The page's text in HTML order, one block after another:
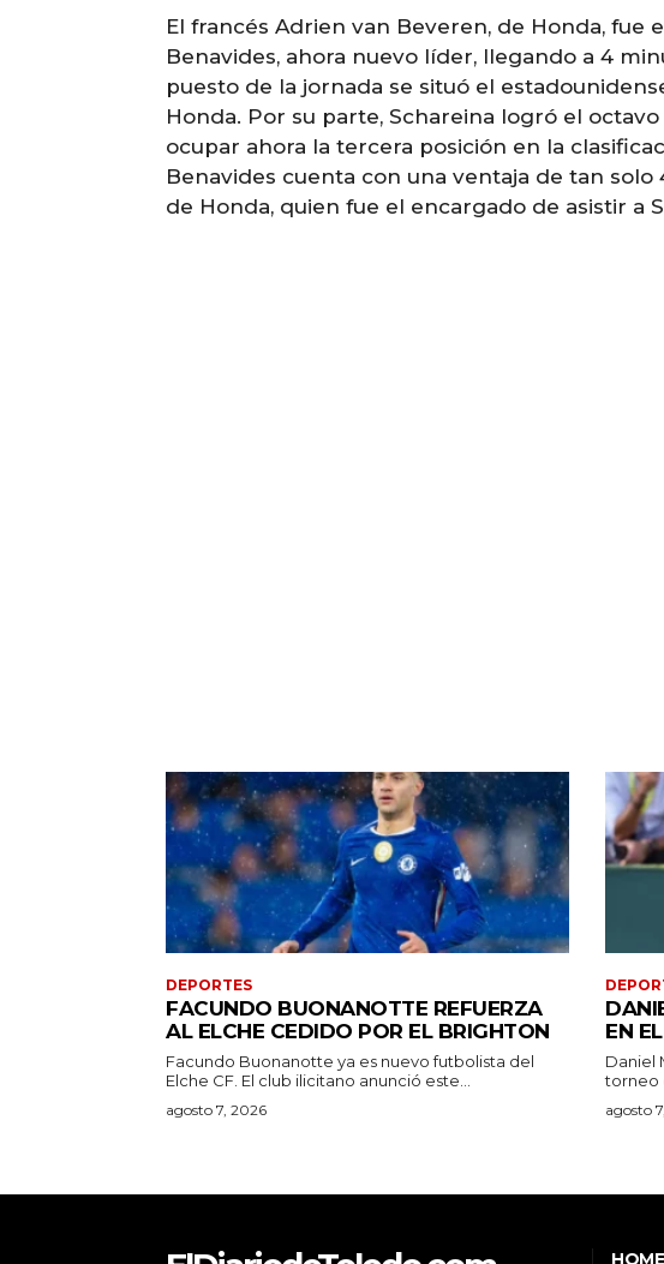
El francés Adrien van Beveren, de Honda, fue
Benavides, ahora nuevo líder, llegando a 4
puesto de la jornada se situó el
Honda. Por su parte, Schareina logró el
ocupar ahora la tercera posición en la
Benavides cuenta con una ventaja de tan solo
de Honda, quien fue el encargado de asistir a
DEPORTES
FACUNDO BUONANOTTE REFUERZA
AL ELCHE CEDIDO POR EL BRIGHTON
Facundo Buonanotte ya es nuevo futbolista del
Elche CF. El club ilicitano anunció este...
agosto 7, 2026
EN
Daniel
torneo
agosto
HOME